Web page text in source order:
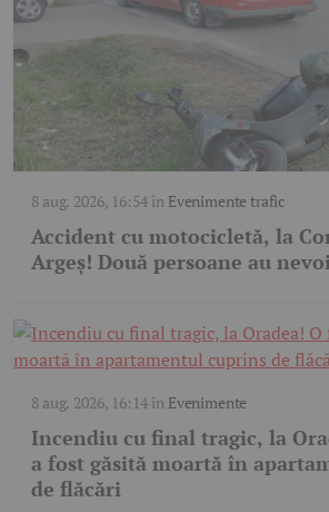
8 aug. 2026, 16:54în Evenimente trafic
Accident cu motocicletă, la
Argeș! Două persoane au
8 aug. 2026, 16:14în Evenimente
Incendiu cu final tragic, la
a fost găsită moartă în
de flăcări